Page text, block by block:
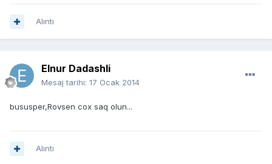
Alıntı
Elnur Dadashli
Mesaj tarihi: 17 Ocak 2014
bususper,Rovsen cox saq olun...
Alıntı